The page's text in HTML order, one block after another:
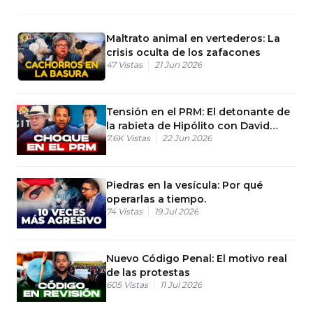
Maltrato animal en vertederos: La
crisis oculta de los zafacones
47 Vistas 21 Jun 2026
Tensión en el PRM: El detonante de
la rabieta de Hipólito con David
Collado
7.6K Vistas 22 Jun 2026
Piedras en la vesícula: Por qué
operarlas a tiempo.
74 Vistas 19 Jul 2026
Nuevo Código Penal: El motivo real
de las protestas
605 Vistas 11 Jul 2026